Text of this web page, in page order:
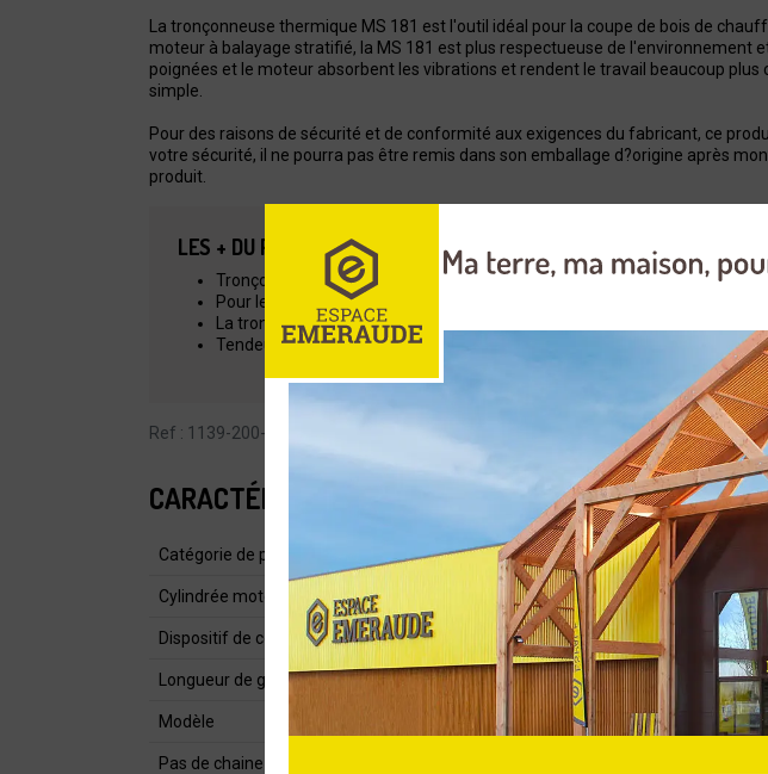
La tronçonneuse thermique MS 181 est l'outil idéal pour la coupe de bois de
moteur à balayage stratifié, la MS 181 est plus respectueuse de l'environnement
poignées et le moteur absorbent les vibrations et rendent le travail beaucoup
simple.
Pour des raisons de sécurité et de conformité aux exigences du fabricant, ce
votre sécurité, il ne pourra pas être remis dans son emballage d?origine après
produit.
LES + DU PRODUIT
Tronçonneuse thermique pour la coupe de bois de chauffage et
Pour les particuliers et les artisans
La tronçonneuse peut être facilement guidée à travers la butée à griffes
Tendeur de chaîne latéral très pratique
Ref : 1139-200-0145
CARACTÉRISTIQUES
Catégorie de produit
Cylindrée moteur (cm³)
Dispositif de coupe
Longueur de guide (cm)
Modèle
Pas de chaine